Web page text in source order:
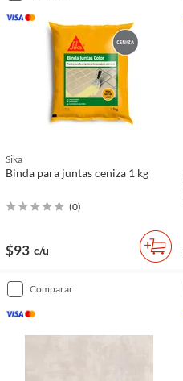
Sika
Binda para juntas ceniza 1 kg
(0)
$93 c/u
comparar